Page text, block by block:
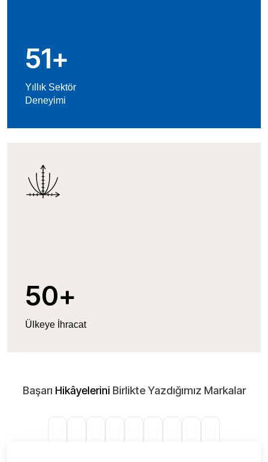
51+
Yıllık Sektör
Deneyimi
50+
Ülkeye İhracat
Başarı Hikâyelerini Birlikte Yazdığımız Markalar